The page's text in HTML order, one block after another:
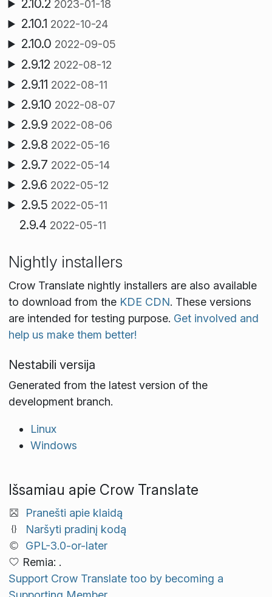
2.10.2 2023-01-18
2.10.1 2022-10-24
2.10.0 2022-09-05
2.9.12 2022-08-12
2.9.11 2022-08-11
2.9.10 2022-08-07
2.9.9 2022-08-06
2.9.8 2022-05-16
2.9.7 2022-05-14
2.9.6 2022-05-12
2.9.5 2022-05-11
2.9.4 2022-05-11
Nightly installers
Crow Translate nightly installers are also available
to download from the KDE CDN. These versions
are intended for testing purpose. Get involved and
help us make them better!
Nestabili versija
Generated from the latest version of the
development branch.
Linux
Windows
Išsamiau apie Crow Translate
Pranešti apie klaidą
Naršyti pradinį kodą
GPL-3.0-or-later
Remia: .
Support Crow Translate too by becoming a